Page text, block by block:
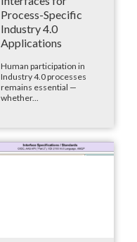
Process-Specific
Industry 4.0
Applications
Human participation in
Industry 4.0 processes
remains essential —
whether...